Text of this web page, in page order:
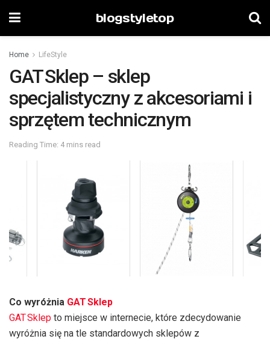
blogstyletop
Home LifeStyle
GAT Sklep – sklep
specjalistyczny z akcesoriami i
sprzętem technicznym
Reading Time: 4 mins read
Co wyróżnia GAT Sklep
GAT Sklep to miejsce w internecie, które zdecydowanie
wyróżnia się na tle standardowych sklepów z